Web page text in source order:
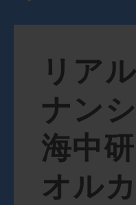
リア
ナン
海中
オル